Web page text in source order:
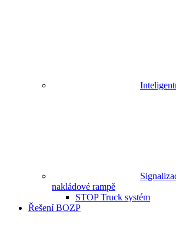
nakládové rampě
STOP Truck systém
Řešení BOZP